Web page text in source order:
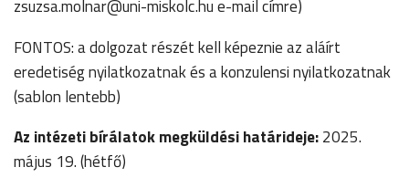
zsuzsa.molnar@uni-miskolc.hu e-mail címre)
FONTOS: a dolgozat részét kell képeznie az aláírt
eredetiség nyilatkozatnak és a konzulensi nyilatkozatnak
(sablon lentebb)
Az intézeti bírálatokmegküldési határideje:2025.
május 19. (hétfő)